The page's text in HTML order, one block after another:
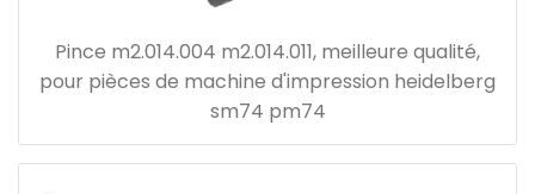
Pince m2.014.004 m2.014.011, meilleure qualité,
pour pièces de machine d'impression heidelberg
sm74 pm74